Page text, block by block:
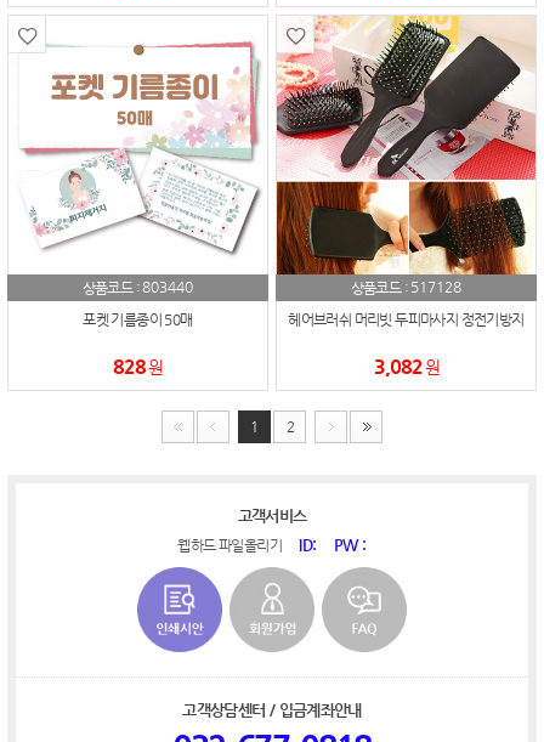
상품코드 :803440
포켓 기름종이 50매
828원
상품코드 : 517128
헤어브러쉬 머리빗 두피마사지 정전기방지
3,082원
1 2
고객서비스
웹하드 파일올리기 ID: PW :
고객상담센터 / 입금계좌안내